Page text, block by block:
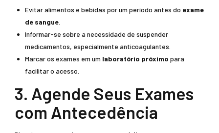
Evitar alimentos e bebidas por um período antes do exame
de sangue
Informar-se sobre a necessidade de suspender
medicamentos, especialmente anticoagulantes.
Marcar os exames em um laboratório próximo para
facilitar o acesso.
3. Agende Seus Exames
com Antecedência